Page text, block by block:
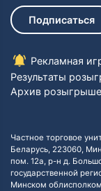
Подписаться
Рекламная
Результаты
Архив
Частное торговое
Беларусь, 223060,
пом. 12а, р-н д.
государственной
Минском